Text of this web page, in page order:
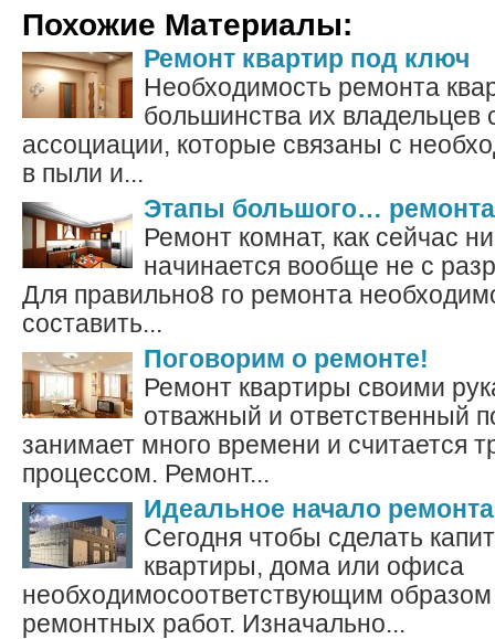
Похожие Материалы:
Ремонт квартир под ключ
Необходимость ремонта
большинства их
ассоциации, которые связаны с
в пыли и...
Этапы большого… ремонта
Ремонт комнат, как сейчас
начинается вообще не с
Для правильно8 го ремонта
составить...
Поговорим о ремонте!
Ремонт квартиры своими
отважный и ответственный
занимает много времени и считается
процессом. Ремонт...
Идеальное начало ремонта
Сегодня чтобы сделать
квартиры, дома или офиса
необходимосоответствующим образом
ремонтных работ. Изначально...